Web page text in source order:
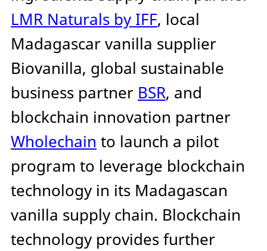
LMR Naturals by IFF, local
Madagascar vanilla supplier
Biovanilla, global sustainable
business partner BSR, and
blockchain innovation partner
Wholechain to launch a pilot
program to leverage blockchain
technology in its Madagascan
vanilla supply chain. Blockchain
technology provides further